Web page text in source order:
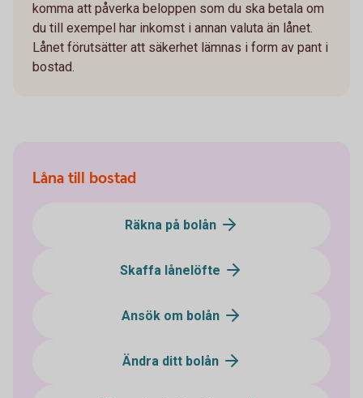
komma att påverka beloppen som du ska betala om
du till exempel har inkomst i annan valuta än lånet.
Lånet förutsätter att säkerhet lämnas i form av pant i
bostad.
Låna till bostad
Räkna på bolån
Skaffa lånelöfte
Ansök om bolån
Ändra ditt bolån